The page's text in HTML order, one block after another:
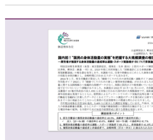
ふくらはぎが細くなったら筋量減少の
くらはぎ周囲長の変化と筋量の変化の